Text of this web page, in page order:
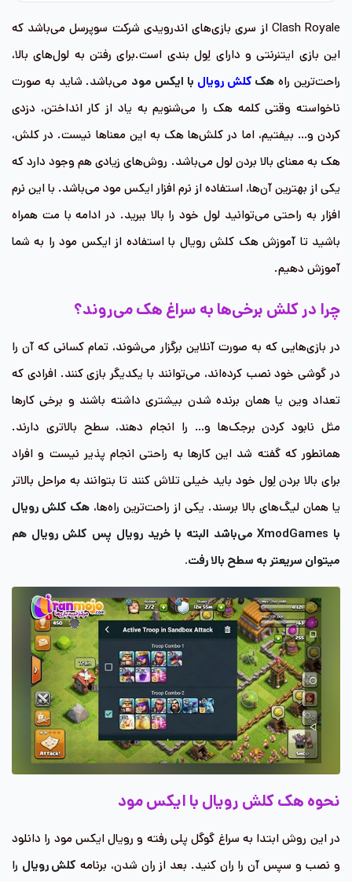
Clash Royale از سری بازی‌های اندرویدی شرکت سوپرسل می‌باشد که
این بازی‌ ایتنرنتی و دارای لِول بندی است.برای رفتن به لول‌های بالا،
راحت‌ترین راه هک کلش رویال با ایکس مود می‌باشد. شاید به صورت
ناخواسته وقتی کلمه هک را می‌شنویم به یاد از کار انداختن، دزدی
کردن و… بیفتیم، اما در کلش‌ها هک به این معناها نیست. در کلش،
هک به معنای بالا بردن لول می‌باشد. روش‌های زیادی هم وجود دارد که
یکی از بهترین آن‌ها، استفاده از نرم افزار ایکس مود می‌باشد. با این نرم
افزار به راحتی می‌توانید لول خود را بالا ببرید. در ادامه با مت همراه
باشید تا آموزش هک کلش رویال با استفاده از ایکس مود را به شما
آموزش دهیم.
چرا در کلش برخی‌ها به سراغ هک می‌روند؟
در بازی‌هایی که به صورت آنلاین برگزار می‌شوند، تمام کسانی که آن را
در گوشی خود نصب کرده‌اند، می‌توانند با یکدیگر بازی کنند. افرادی که
تعداد وین یا همان برنده شدن بیشتری داشته باشند و برخی کارها
مثل نابود کردن برجک‌ها و… را انجام دهند، سطح بالاتری دارند.
همانطور که گفته شد این کارها به راحتی انجام پذیر نیست و افراد
برای بالا بردن لِول خود باید خیلی تلاش کنند تا بتوانند به مراحل بالاتر
یا همان لیگ‌های بالا برسند. یکی از راحت‌ترین راه‌ها، هک کلش رویال
با XmodGames می‌باشد البته با خرید رویال پس کلش رویال هم
میتوان سریعتر به سطح بالا رفت.
نحوه هک کلش رویال با ایکس مود
در این روش ابتدا به سراغ گوگل پلی رفته و رویال ایکس مود را دانلود
و نصب و سپس آن را ران کنید. بعد از ران شدن، برنامه کلش رویال را